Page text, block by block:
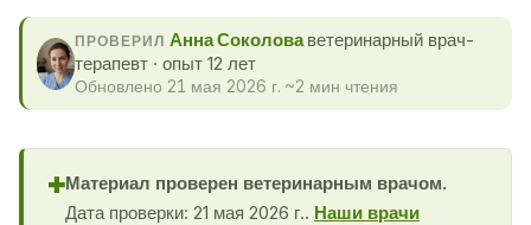
ПРОВЕРИЛ Анна Соколоваветеринарный врач-
терапевт · опыт 12 лет
Обновлено 21 мая 2026 г. ~2 мин чтения
✚Материал проверен ветеринарным врачом.
Дата проверки: 21 мая 2026 г.. Наши врачи